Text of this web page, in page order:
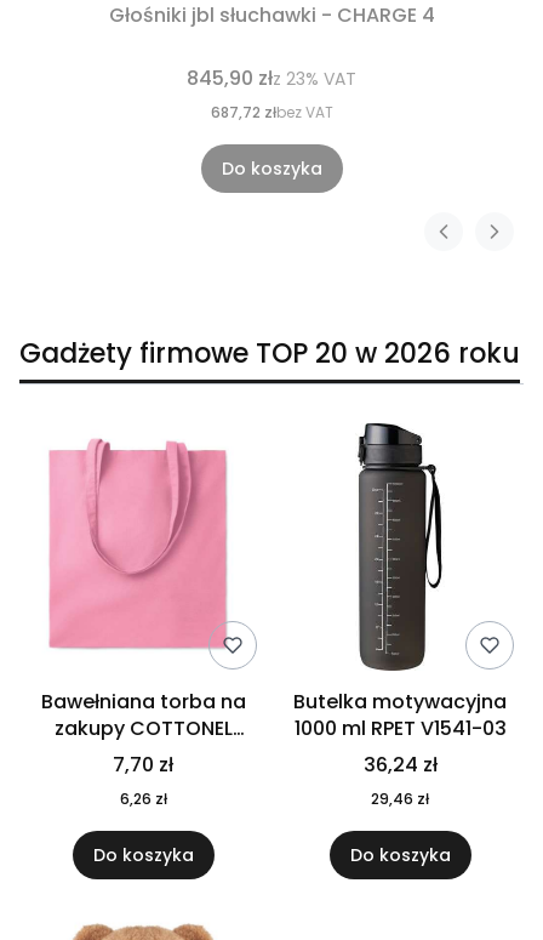
Głośniki jbl słuchawki - CHARGE 4
845,90 złz 23% VAT
687,72 złbez VAT
Do koszyka
Gadżety firmowe TOP 20 w 2026 roku
Bawełniana torba na
zakupy COTTONEL
COLOUR++ MO9846-11
7,70 zł
6,26 zł
Do koszyka
Butelka motywacyjna
1000 ml RPET V1541-03
36,24 zł
29,46 zł
Do koszyka